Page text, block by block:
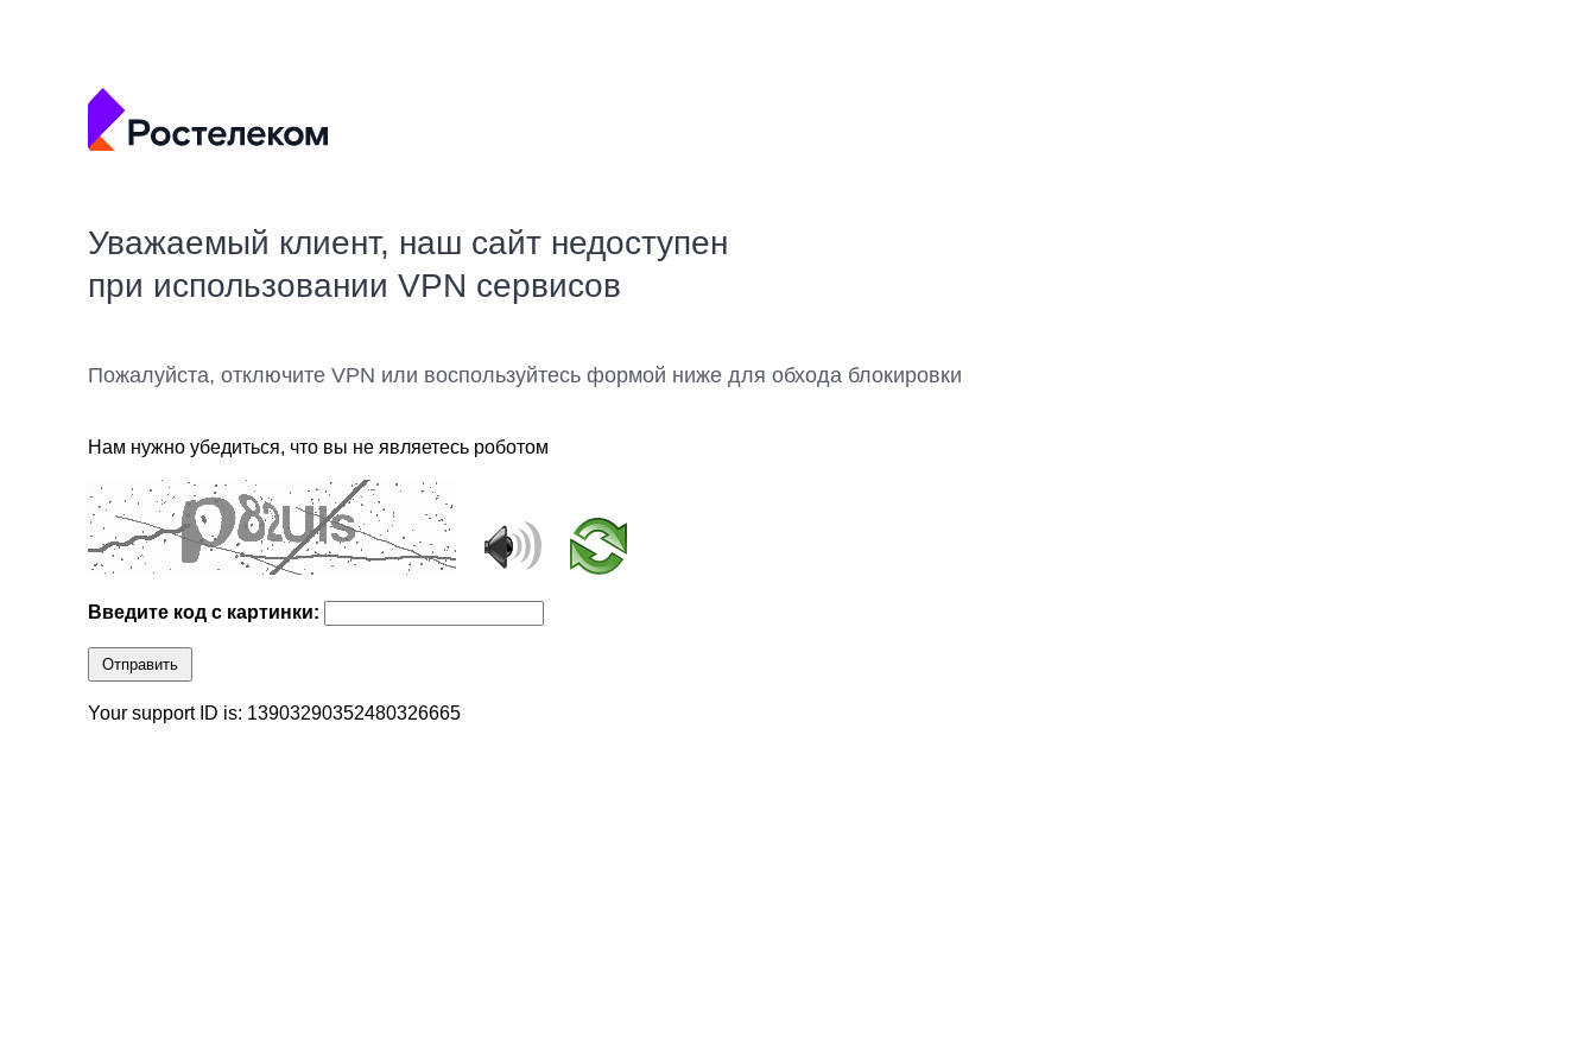
Уважаемый клиент, наш сайт недоступен
при использовании VPN сервисов
Пожалуйста, отключите VPN или воспользуйтесь формой ниже для обхода блокировки
Нам нужно убедиться, что вы не являетесь роботом
Введите код с картинки:
Отправить
Your support ID is: 13903290352480326665